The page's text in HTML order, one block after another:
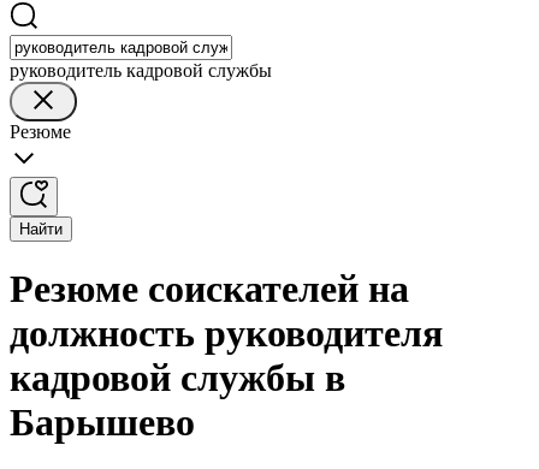
руководитель кадровой службы
Резюме
Найти
Резюме соискателей на
должность руководителя
кадровой службы в
Барышево